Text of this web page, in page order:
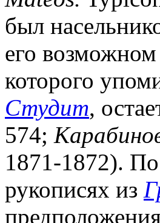
был
его
которого
Студит,
574;
1871-1872).
рукописях из